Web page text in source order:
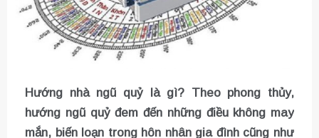
Hướng nhà ngũ quỷ là gì? Theo phong thủy,
hướng ngũ quỷ đem đến những điều không may
mắn, biến loạn trong hôn nhân gia đình cũng như